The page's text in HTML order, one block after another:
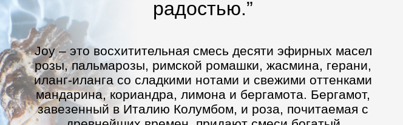
радостью.”
Joy – это восхитительная смесь десяти эфирных масел
розы, пальмарозы, римской ромашки, жасмина, герани,
иланг-иланга со сладкими нотами и свежими оттенками
мандарина, кориандра, лимона и бергамота. Бергамот,
завезенный в Италию Колумбом, и роза, почитаемая с